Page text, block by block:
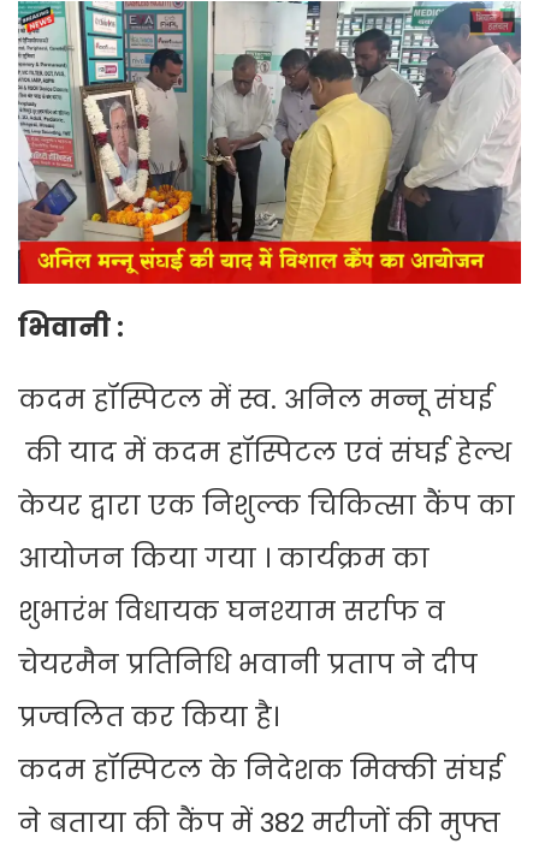
भिवानी :
कदम हॉस्पिटल में स्व. अनिल मन्नू संघई
की याद में कदम हॉस्पिटल एवं संघई हेल्थ
केयर द्वारा एक निशुल्क चिकित्सा कैंप का
आयोजन किया गया । कार्यक्रम का
शुभारंभ विधायक घनश्याम सर्राफ व
चेयरमैन प्रतिनिधि भवानी प्रताप ने दीप
प्रज्वलित कर किया है।
कदम हॉस्पिटल के निदेशक मिक्की संघई
ने बताया की कैंप में 382 मरीजों की मुफ्त